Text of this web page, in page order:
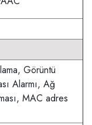
Görüntü
Alarmı, Ağ
MAC adres